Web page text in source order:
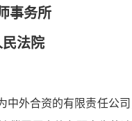
事务所
法院
中外合资的有限责任公